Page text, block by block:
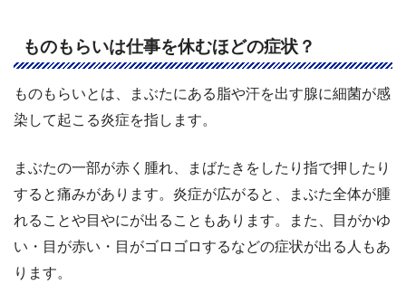
ものもらいは仕事を休むほどの症状？
ものもらいとは、まぶたにある脂や汗を出す腺に細菌が感
染して起こる炎症を指します。
まぶたの一部が赤く腫れ、まばたきをしたり指で押したり
すると痛みがあります。炎症が広がると、まぶた全体が腫
れることや目やにが出ることもあります。また、目がかゆ
い・目が赤い・目がゴロゴロするなどの症状が出る人もあ
ります。